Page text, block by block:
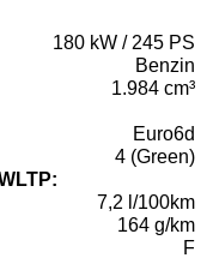
180 kW / 245 PS
Benzin
1.984 cm³
Euro6d
4 (Green)
7,2 l/100km
164 g/km
F